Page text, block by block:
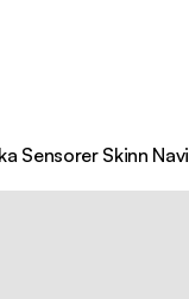
Sensorer Skinn Navi